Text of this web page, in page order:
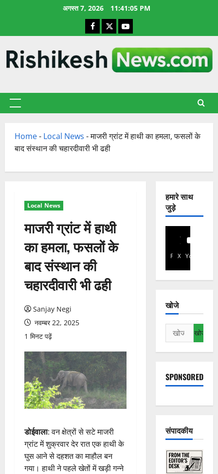
अगस्त 7, 2026 11:41:06 PM
Facebook
X YouTube
प्राथमिक
Home- Local News -माजरी ग्रांट में हाथी का हमला, फसलों के
बाद संस्थान की चहारदीवारी भी ढही
Local News
माजरी ग्रांट में हाथी
का हमला, फसलों के
बाद संस्थान की
चहारदीवारी भी ढही
Sanjay Negi
नवम्बर 22, 2025
1 मिनट पढ़ें
डोईवाला: वन क्षेत्रों से सटे माजरी
ग्रांट में शुक्रवार देर रात एक हाथी के
घुस आने से दहशत का माहौल बन
गया। हाथी ने पहले खेतों में खड़ी गन्ने
हमारे साथ
जुड़े
Facebook
X YouTube
खोजे
निम्न
को
खोजें:
SPONSORED
संपादकीय